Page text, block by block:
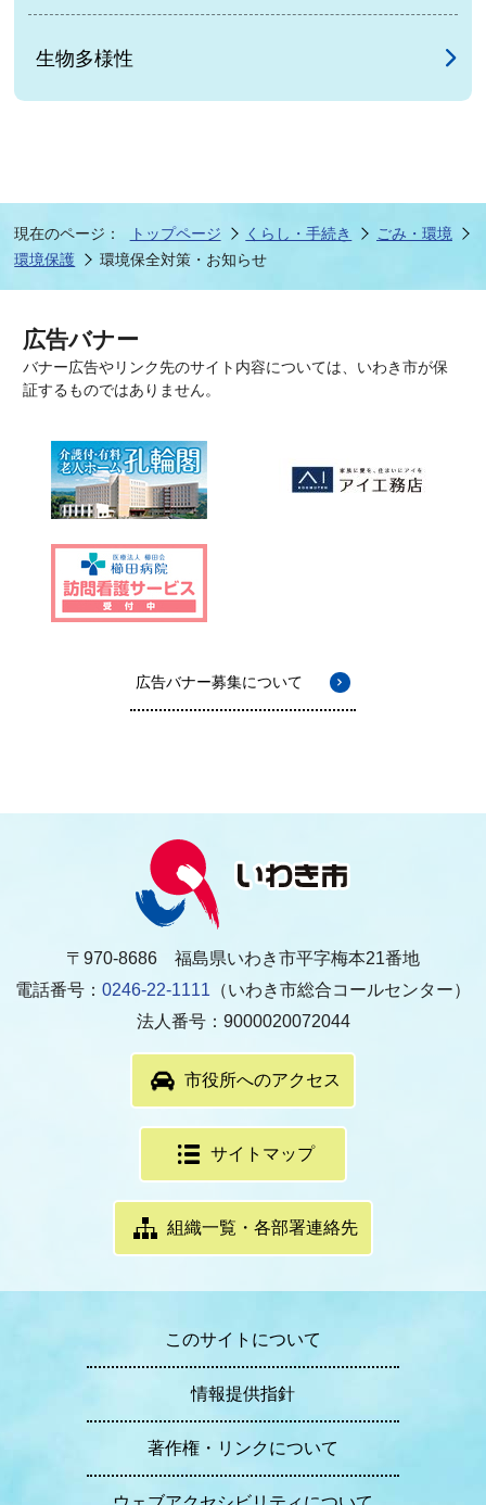
生物多様性
現在のページ： トップページ くらし・手続き
ごみ・環境
環境保護
環境保全対策・お知らせ
広告バナー
バナー広告やリンク先のサイト内容については、いわき市が保
証するものではありません。
広告バナー募集について
〒970-8686 福島県いわき市平字梅本21番地
電話番号： 0246-22-1111 （いわき市総合コールセンター）
法人番号：9000020072044
市役所へのアクセス
サイトマップ
組織一覧・各部署連絡先
このサイトについて
情報提供指針
著作権・リンクについて